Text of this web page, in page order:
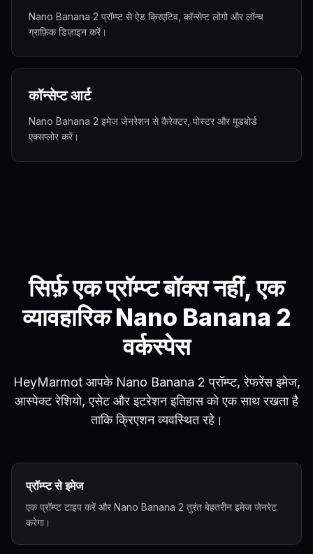
Nano Banana 2 प्रॉम्प्ट से ऐड क्रिएटिव, कॉन्सेप्ट लोगो और लॉन्च
ग्राफ़िक डिज़ाइन करें।
कॉन्सेप्ट आर्ट
Nano Banana 2 इमेज जेनरेशन से कैरेक्टर, पोस्टर और मूडबोर्ड
एक्सप्लोर करें।
सिर्फ़ एक प्रॉम्प्ट बॉक्स नहीं, एक
व्यावहारिक Nano Banana 2
वर्कस्पेस
HeyMarmot आपके Nano Banana 2 प्रॉम्प्ट, रेफरेंस इमेज,
आस्पेक्ट रेशियो, एसेट और इटरेशन इतिहास को एक साथ रखता है
ताकि क्रिएशन व्यवस्थित रहे।
प्रॉम्प्ट से इमेज
एक प्रॉम्प्ट टाइप करें और Nano Banana 2 तुरंत बेहतरीन इमेज जेनरेट
करेगा।